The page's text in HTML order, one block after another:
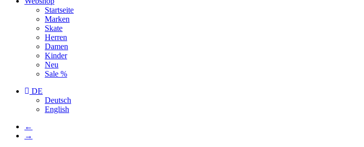
Startseite
Marken
Skate
Herren
Damen
Kinder
Neu
Sale %
DE
Deutsch
English
←
→